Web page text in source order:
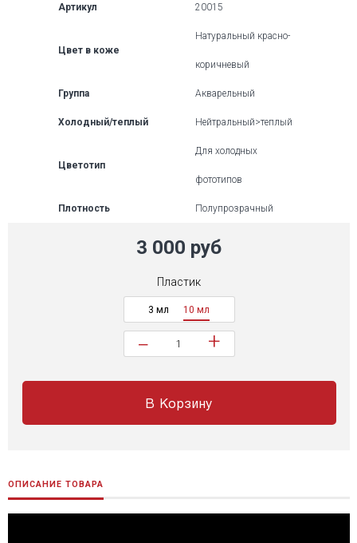
Артикул 20015
Цвет в коже
Натуральный красно-
коричневый
Группа Акварельный
Холодный/теплый Нейтральный>теплый
Цветотип
Для холодных
фототипов
Плотность Полупрозрачный
3 000 руб
Пластик
3 мл 10 мл
− +
В Корзину
ОПИСАНИЕ ТОВАРА